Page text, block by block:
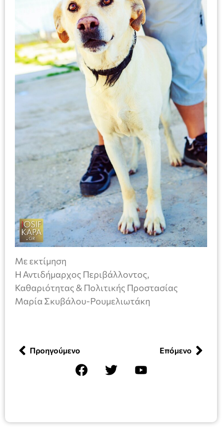
Με εκτίμηση
H Αντιδήμαρχος Περιβάλλοντος,
Καθαριότητας & Πολιτικής Προστασίας
Μαρία Σκυβάλου-Ρουμελιωτάκη
Προηγούμενο Επόμενο